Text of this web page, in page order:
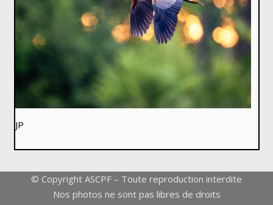
JP
© Copyright ASCPF – Toute reproduction interdite
Nos photos ne sont pas libres de droits